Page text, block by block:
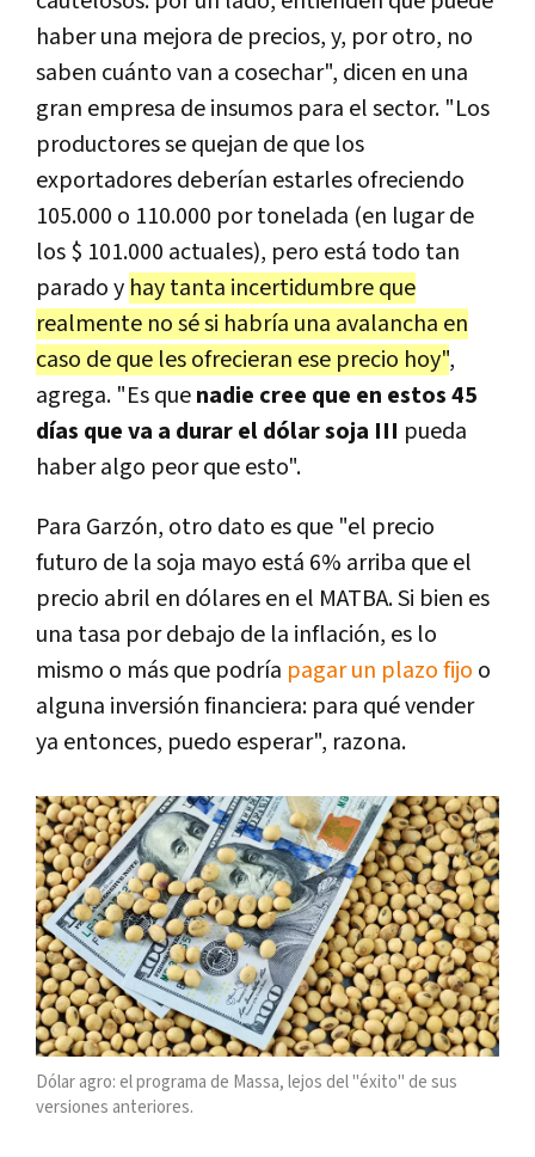
haber una mejora de precios, y, por otro, no
saben cuánto van a cosechar", dicen en una
gran empresa de insumos para el sector. "Los
productores se quejan de que los
exportadores deberían estarles ofreciendo
105.000 o 110.000 por tonelada (en lugar de
los $ 101.000 actuales), pero está todo tan
parado y hay tanta incertidumbre que
realmente no sé si habría una avalancha en
caso de que les ofrecieran ese precio hoy",
agrega. "Es quenadie cree que en estos 45
días que va a durar el dólar soja III pueda
haber algo peor que esto".
Para Garzón, otro dato es que "el precio
futuro de la soja mayo está 6% arriba que el
precio abril en dólares en el MATBA. Si bien es
una tasa por debajo de la inflación, es lo
mismo o más que podría pagar un plazo fijo o
alguna inversión financiera: para qué vender
ya entonces, puedo esperar", razona.
Dólar agro: el programa de Massa, lejos del "éxito" de sus
versiones anteriores.